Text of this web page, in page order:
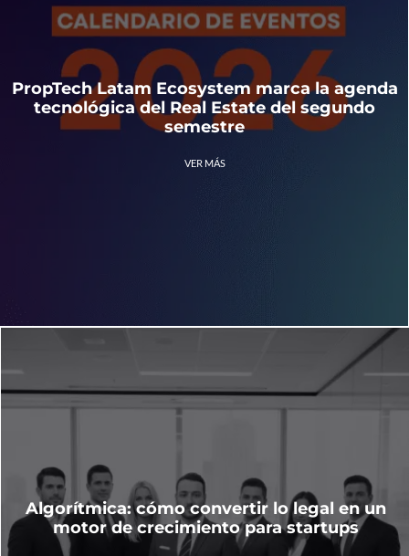
PropTech Latam Ecosystem marca la agenda
tecnológica del Real Estate del segundo
semestre
VER MÁS
Algorítmica: cómo convertir lo legal en un
motor de crecimiento para startups